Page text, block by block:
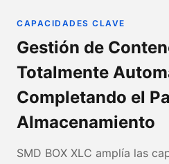
CAPACIDADES CLAVE
Gestión de
Totalmente
Completando el
Almacenamiento
SMD BOX XLC amplía las